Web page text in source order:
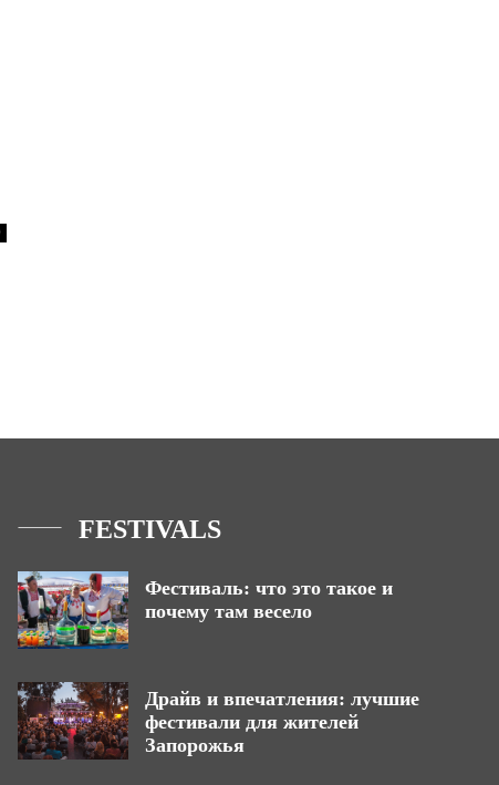
FESTIVALS
Фестиваль: что это такое и
почему там весело
Драйв и впечатления: лучшие
фестивали для жителей
Запорожья